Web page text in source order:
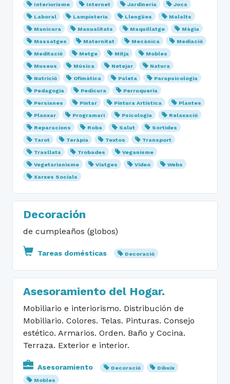
Interiorisme
Internet Jardineria
Jocs
Laboral
Lampisteria Llengües
Malalts
Manicura
Manualitats Maquillatge
Màgia
Massatges
Maternitat Mecànica
Mediació
Meditació
Metge Mitja
Mobles
Museus
Música Netejar
Natura
Nutrició
Ofimàtica Paleta
Parapsicologia
Pedagogia
Pedicura
Perruqueria
Persianes
Pintar Pintura Artística
Plantes
Planxar
Programari Psicologia
Relaxació
Reparacions
Roba Salut
Sortides
Tarot
Teràpia Textos
Transport
Trasllats
Trobades
Veganisme
Vegetarianisme
Viatges Vídeo
Webs
Xarxes Socials
Decoración
de cumpleaños (globos)
Tareas domésticas Decoració
Asesoramiento del Hogar.
Mobiliario e interiorismo. Distribución de
Mobiliario. Colores. Telas. Pinturas. Consejo
estético. Armarios. Orden. Baño y Cocina.
Terraza. Exterior e interior.
Asesoramiento Decoració
Dibuix
Mobles